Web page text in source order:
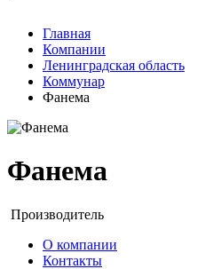
Главная
Компании
Ленинградская область
Коммунар
Фанема
Фанема
Производитель
О компании
Контакты